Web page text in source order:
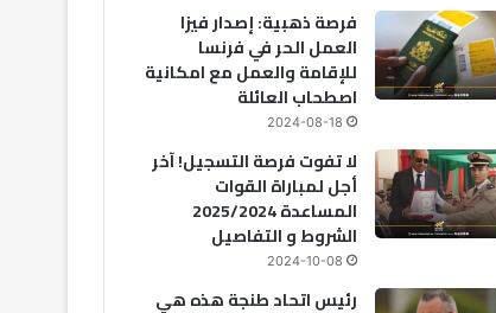
فرصة ذهبية: إصدار فيزا
العمل الحر في فرنسا
للإقامة والعمل مع امكانية
اصطحاب العائلة
2024-08-18
لا تفوت فرصة التسجيل! آخر
أجل لمباراة القوات
المساعدة 2025/2024
الشروط و التفاصيل
2024-10-08
رئيس اتحاد طنجة هذه هي